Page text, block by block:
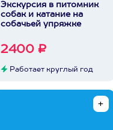
Экскурсия в питомник
собак и катание на
собачьей упряжке
2400 ₽
Работает круглый год